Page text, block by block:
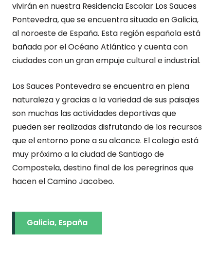
vivirán en nuestra Residencia Escolar Los Sauces
Pontevedra, que se encuentra situada en Galicia,
al noroeste de España. Esta región española está
bañada por el Océano Atlántico y cuenta con
ciudades con un gran empuje cultural e industrial.
Los Sauces Pontevedra se encuentra en plena
naturaleza y gracias a la variedad de sus paisajes
son muchas las actividades deportivas que
pueden ser realizadas disfrutando de los recursos
que el entorno pone a su alcance. El colegio está
muy próximo a la ciudad de Santiago de
Compostela, destino final de los peregrinos que
hacen el Camino Jacobeo.
Galicia, España